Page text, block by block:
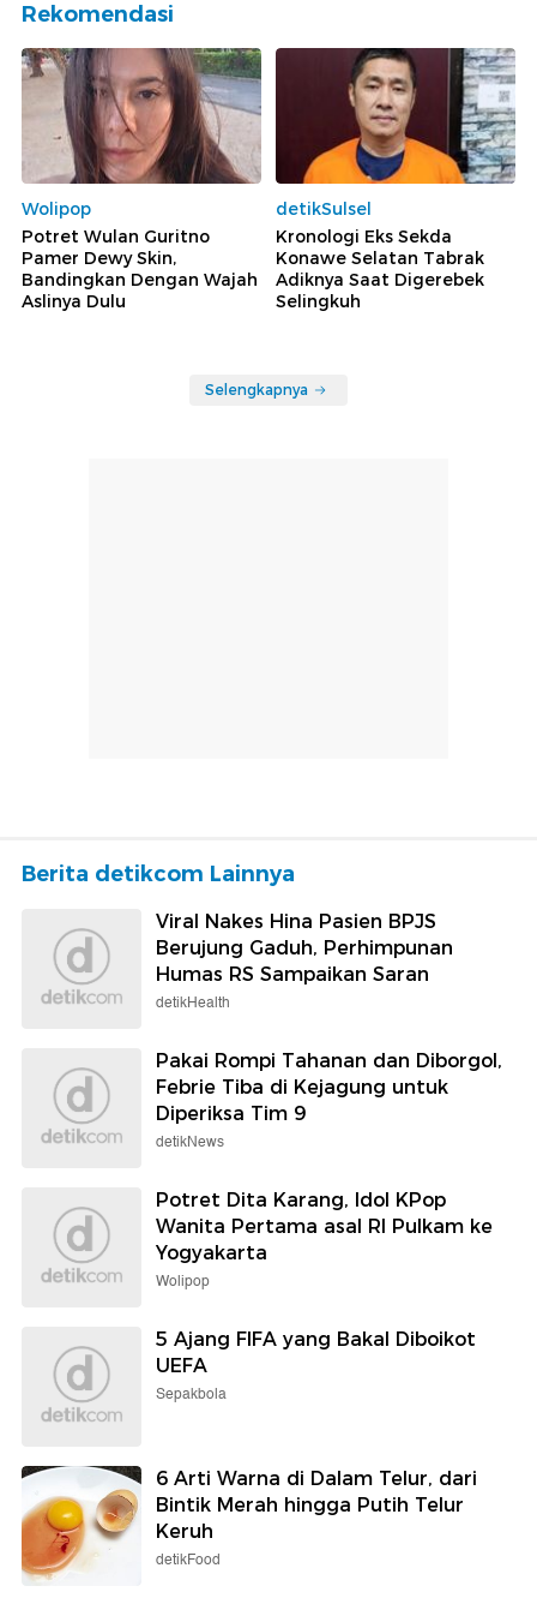
Rekomendasi
Wolipop
Potret Wulan Guritno
Pamer Dewy Skin,
Bandingkan Dengan Wajah
Aslinya Dulu
detikSulsel
Kronologi Eks Sekda
Konawe Selatan Tabrak
Adiknya Saat Digerebek
Selingkuh
Selengkapnya
Berita detikcom Lainnya
Viral Nakes Hina Pasien BPJS
Berujung Gaduh, Perhimpunan
Humas RS Sampaikan Saran
detikHealth
Pakai Rompi Tahanan dan Diborgol,
Febrie Tiba di Kejagung untuk
Diperiksa Tim 9
detikNews
Potret Dita Karang, Idol KPop
Wanita Pertama asal RI Pulkam ke
Yogyakarta
Wolipop
5 Ajang FIFA yang Bakal Diboikot
UEFA
Sepakbola
6 Arti Warna di Dalam Telur, dari
Bintik Merah hingga Putih Telur
Keruh
detikFood